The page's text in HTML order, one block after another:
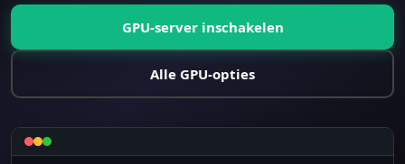
GPU-server inschakelen
Alle GPU-opties